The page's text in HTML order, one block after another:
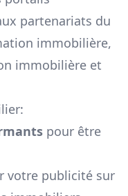
partenariats du
immobilière,
immobilière et
pour être
votre publicité sur